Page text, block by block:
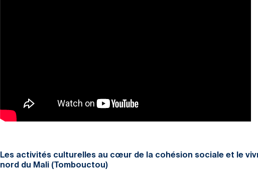
Les activités culturelles au cœur de la cohésion sociale et le
nord du Mali (Tombouctou)